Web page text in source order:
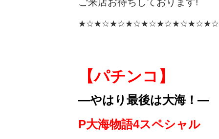
【パチンコ】
—やはり最後は大海！—
P大海物語4スペシャル